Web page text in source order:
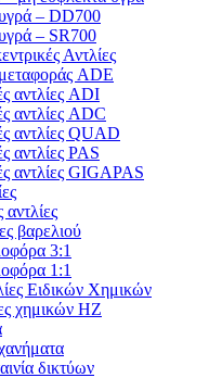
– DD700
– SR700
Αντλίες
ADE
αντλίες ADI
αντλίες ADC
αντλίες QUAD
αντλίες PAS
αντλίες GIGAPAS
βαρελιού
3:1
1:1
Ειδικών Χημικών
χημικών ΗΖ
δικτύων